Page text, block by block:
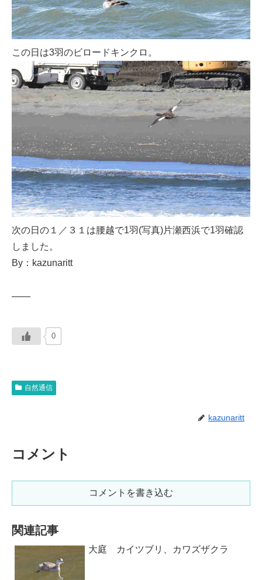
この日は3羽のビロードキンクロ。
次の日の１／３１は腰越で1羽(写真)片瀬西浜で1羽確認
しました。
By：kazunaritt
——
0
自然通信
kazunaritt
コメント
コメントを書き込む
関連記事
大庭 カイツブリ、カワズザクラ